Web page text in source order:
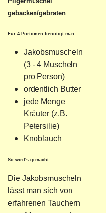
gebacken/gebraten
Für 4 Portionen benötigt man:
Jakobsmuscheln
(3 - 4 Muscheln
pro Person)
ordentlich Butter
jede Menge
Kräuter (z.B.
Petersilie)
Knoblauch
So wird's gemacht:
Die Jakobsmuscheln
lässt man sich von
erfahrenen Tauchern